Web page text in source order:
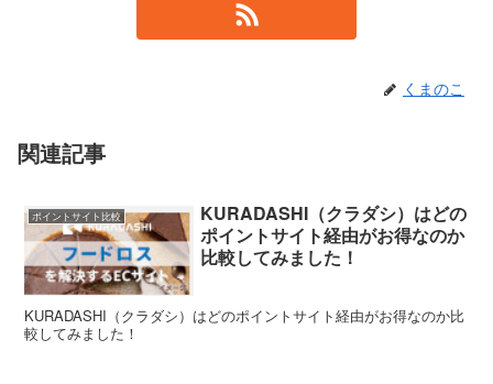
くまのこ
関連記事
ポイントサイト比較
KURADASHI（クラダシ）はどの
ポイントサイト経由がお得なのか
比較してみました！
KURADASHI（クラダシ）はどのポイントサイト経由がお得なのか比
較してみました！